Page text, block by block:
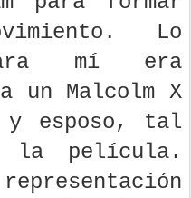
Lo
mí era
un Malcolm X
y esposo, tal
la película.